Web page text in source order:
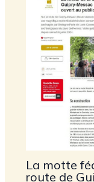
La motte
route de